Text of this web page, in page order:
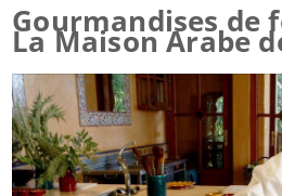
Gourmandises de
La Maison Arabe